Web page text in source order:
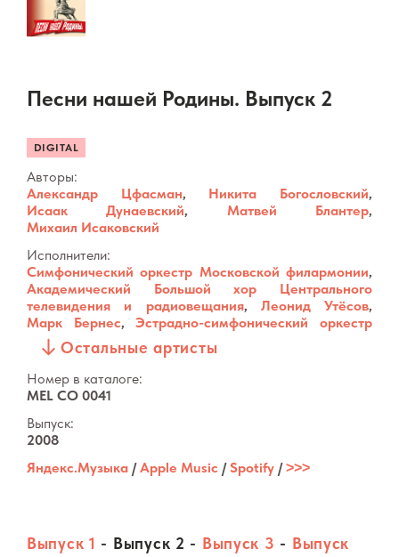
Песни нашей Родины. Выпуск 2
DIGITAL
Авторы:
Александр Цфасман, Никита Богословский,
Исаак Дунаевский, Матвей Блантер,
Михаил Исаковский
Исполнители:
Симфонический оркестр Московской филармонии,
Академический Большой хор Центрального
телевидения и радиовещания, Леонид Утёсов,
Марк Бернес,Эстрадно-симфонический оркестр
Всесоюзного радио и Центрального телевидения
Дважды Краснознамённый ордена Красной Звезды
академический ансамбль песни и пляски Советской
Армии имени Александра Александрова
Остальные артисты
Номер в каталоге:
MEL CO 0041
Выпуск:
2008
Яндекс.Музыка /Apple Music /Spotify /˃˃˃
Выпуск 1 - Выпуск 2 - Выпуск 3 - Выпуск